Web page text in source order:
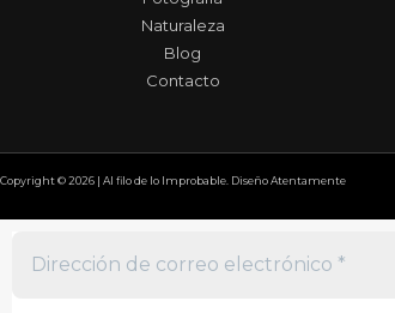
Naturaleza
Blog
Contacto
Copyright © 2026 | Al filo de lo Improbable. Diseño Atentamente